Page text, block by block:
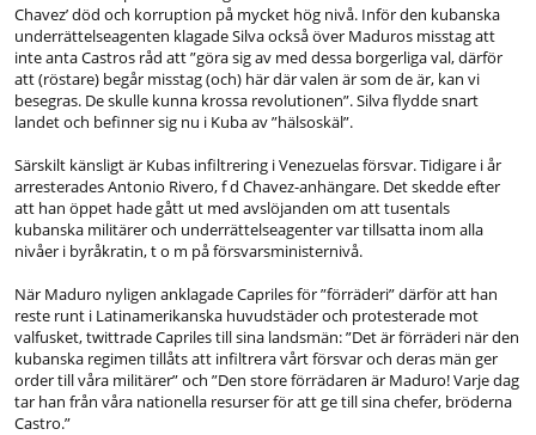
Chavez’ död och korruption på mycket hög nivå. Inför den kubanska
underrättelseagenten klagade Silva också över Maduros misstag att
inte anta Castros råd att ”göra sig av med dessa borgerliga val, därför
att (röstare) begår misstag (och) här där valen är som de är, kan vi
besegras. De skulle kunna krossa revolutionen”. Silva flydde snart
landet och befinner sig nu i Kuba av ”hälsoskäl”.
Särskilt känsligt är Kubas infiltrering i Venezuelas försvar. Tidigare i år
arresterades Antonio Rivero, f d Chavez-anhängare. Det skedde efter
att han öppet hade gått ut med avslöjanden om att tusentals
kubanska militärer och underrättelseagenter var tillsatta inom alla
nivåer i byråkratin, t o m på försvarsministernivå.
När Maduro nyligen anklagade Capriles för ”förräderi” därför att han
reste runt i Latinamerikanska huvudstäder och protesterade mot
valfusket, twittrade Capriles till sina landsmän: ”Det är förräderi när den
kubanska regimen tillåts att infiltrera vårt försvar och deras män ger
order till våra militärer” och ”Den store förrädaren är Maduro! Varje dag
tar han från våra nationella resurser för att ge till sina chefer, bröderna
Castro.”